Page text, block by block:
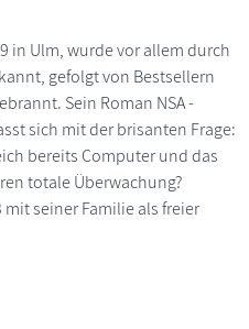
in Ulm, wurde vor allem durch
gefolgt von Bestsellern
Sein Roman NSA -
sich mit der brisanten Frage:
bereits Computer und das
totale Überwachung?
seiner Familie als freier